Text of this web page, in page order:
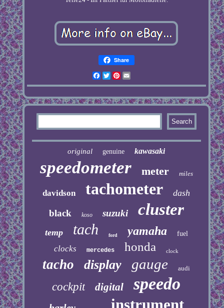
Share
Facebook
TwitterPinterest
original genuine kawasaki
speedometer meter miles
davidson tachometer dash
black koso suzuki cluster
temp tach ford yamaha fuel
clocks mercedes honda clock
tacho display gauge audi
cockpit digital speedo
instrument